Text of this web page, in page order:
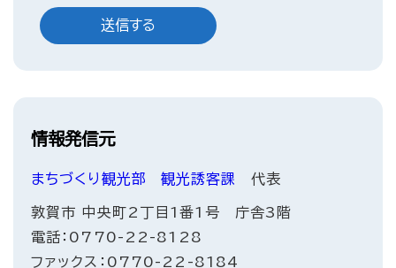
情報発信元
まちづくり観光部 観光誘客課 代表
敦賀市 中央町2丁目1番1号 庁舎3階
電話：0770-22-8128
ファックス：0770-22-8184